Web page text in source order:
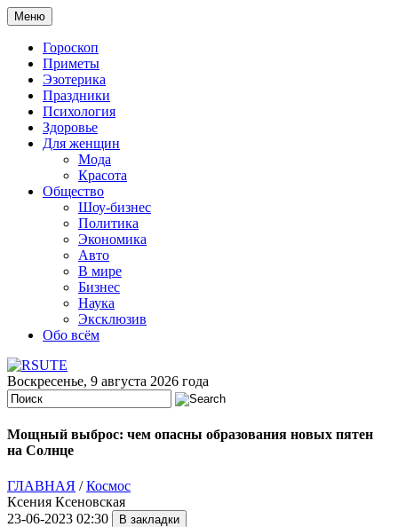
Меню
Гороскоп
Приметы
Эзотерика
Праздники
Психология
Здоровье
Для женщин
Мода
Красота
Общество
Шоу-бизнес
Политика
Экономика
Авто
В мире
Бизнес
Наука
Эксклюзив
Обо всём
Воскресенье, 9 августа 2026 года
Мощный выброс: чем опасны образования новых пятен
на Солнце
ГЛАВНАЯ /Космос
Ксения Ксеновская
23-06-2023 02:30